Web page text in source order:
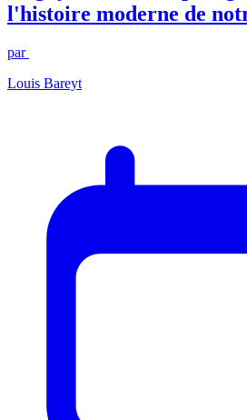
l'histoire moderne de
par
Louis Bareyt